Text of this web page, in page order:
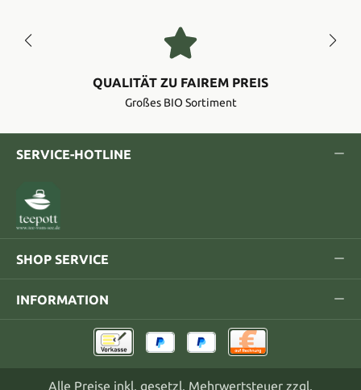
QUALITÄT ZU FAIREM PREIS
Großes BIO Sortiment
SERVICE-HOTLINE
SHOP SERVICE
INFORMATION
Alle Preise inkl. gesetzl. Mehrwertsteuer zzgl.